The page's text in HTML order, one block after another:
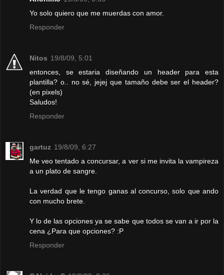
Yo solo quiero que me muerdas con amor.
Responder
Nitos 19/8/09, 5:01
entonces, se estaria diseñando un header para esta
plantilla? o.. no sé, jejej que tamaño debe ser el header?
(en pixels)
Saludos!
Responder
gartuz 19/8/09, 6:27
Me veo tentado a concursar, a ver si me invita la vampireza
a un plato de sangre.
La verdad que le tengo ganas al concurso, solo que ando
con mucho brete.
Y lo de las opciones ya se sabe que todos se van a ir por la
cena ¿Para que opciones? :P
Responder